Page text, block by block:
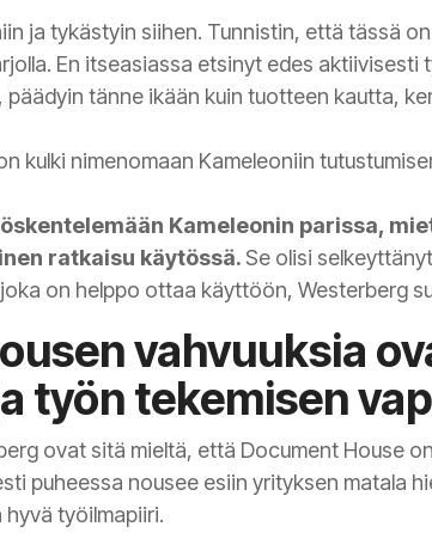
ja tykästyin siihen. Tunnistin, että tässä
En itseasiassa etsinyt edes aktiivisesti
päädyin tänne ikään kuin tuotteen kautta,
kulki nimenomaan Kameleoniin
Kameleonin parissa,
ratkaisu käytössä. Se olisi
on helppo ottaa käyttöön, Westerberg
vahvuuksia
työn tekemisen
ovat sitä mieltä, että Document House
puheessa nousee esiin yrityksen matala
työilmapiiri.